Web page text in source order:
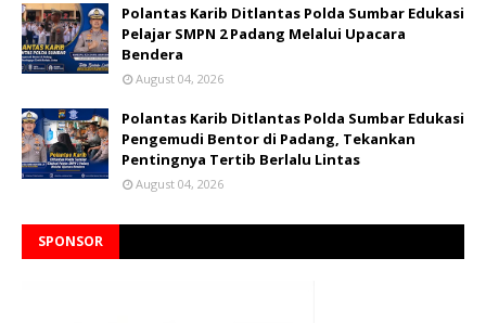
Polantas Karib Ditlantas Polda Sumbar Edukasi
Pelajar SMPN 2 Padang Melalui Upacara
Bendera
August 04, 2026
Polantas Karib Ditlantas Polda Sumbar Edukasi
Pengemudi Bentor di Padang, Tekankan
Pentingnya Tertib Berlalu Lintas
August 04, 2026
SPONSOR